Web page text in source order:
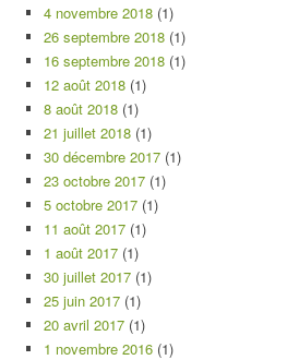
4 novembre 2018 (1)
26 septembre 2018 (1)
16 septembre 2018 (1)
12 août 2018 (1)
8 août 2018 (1)
21 juillet 2018 (1)
30 décembre 2017 (1)
23 octobre 2017 (1)
5 octobre 2017 (1)
11 août 2017 (1)
1 août 2017 (1)
30 juillet 2017 (1)
25 juin 2017 (1)
20 avril 2017 (1)
1 novembre 2016 (1)